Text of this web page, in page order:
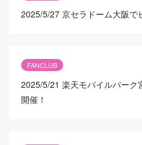
2025/5/27 京セラドーム大阪で
FANCLUB
2025/5/21 楽天モバイルパーク
開催！